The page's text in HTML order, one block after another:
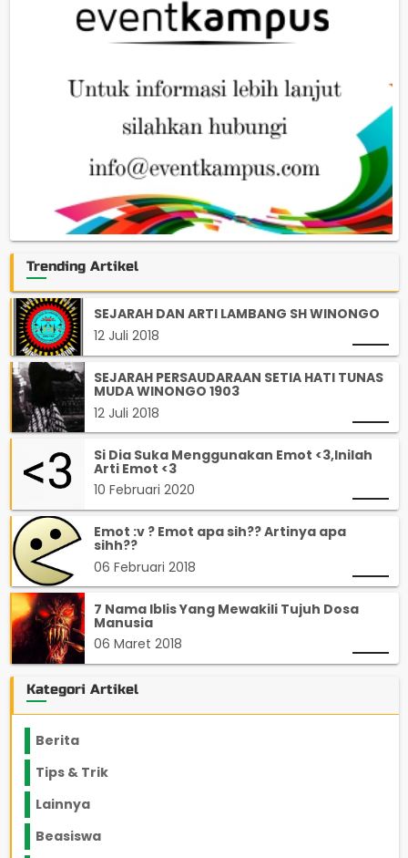
Trending Artikel
SEJARAH DAN ARTI LAMBANG SH WINONGO
12 Juli 2018
SEJARAH PERSAUDARAAN SETIA HATI TUNAS
MUDA WINONGO 1903
12 Juli 2018
Si Dia Suka Menggunakan Emot <3,Inilah
Arti Emot <3
10 Februari 2020
Emot :v ? Emot apa sih?? Artinya apa
sihh??
06 Februari 2018
7 Nama Iblis Yang Mewakili Tujuh Dosa
Manusia
06 Maret 2018
Kategori Artikel
Berita
Tips & Trik
Lainnya
Beasiswa